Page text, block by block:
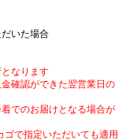
いた場合
なります
確認ができた翌営業日の
でのお届けとなる場合が
で指定いただいても適用